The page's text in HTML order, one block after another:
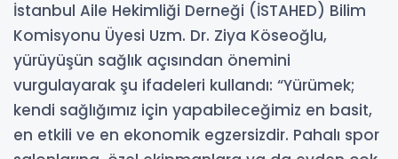
İstanbul Aile Hekimliği Derneği (İSTAHED) Bilim
Komisyonu Üyesi Uzm. Dr. Ziya Köseoğlu,
yürüyüşün sağlık açısından önemini
vurgulayarak şu ifadeleri kullandı: “Yürümek;
kendi sağlığımız için yapabileceğimiz en basit,
en etkili ve en ekonomik egzersizdir. Pahalı spor